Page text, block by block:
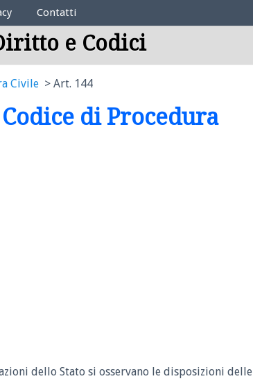
Contatti
e Codici
Civile Art. 144
di Procedura
dello Stato si osservano le disposizioni delle